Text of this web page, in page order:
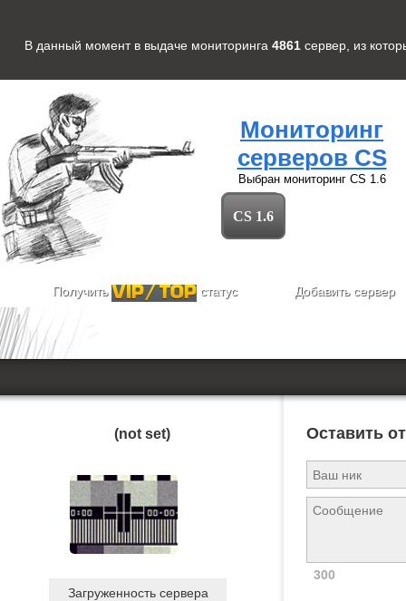
В данный момент в выдаче мониторинга 4861 сервер, из
Мониторинг
серверов CS
Выбран мониторинг CS 1.6
CS 1.6
Получить статус Добавить сервер
(not set)
Загруженность сервера
Оставить
300